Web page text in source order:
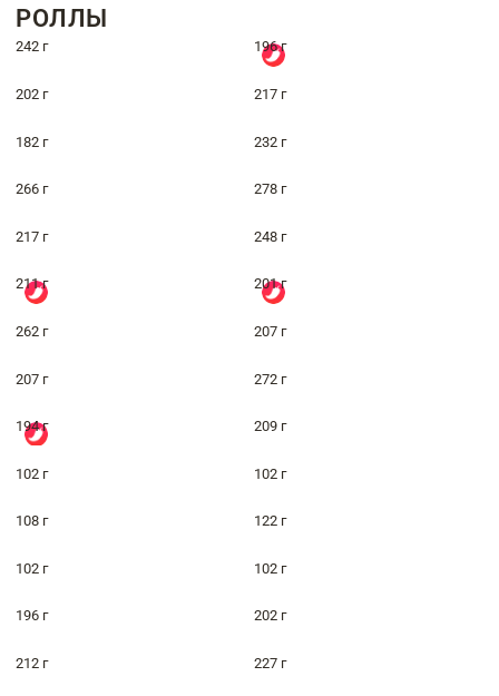
РОЛЛЫ
242 г 196 г
202 г 217 г
182 г 232 г
266 г 278 г
217 г 248 г
211 г 201 г
262 г 207 г
207 г 272 г
194 г 209 г
102 г 102 г
108 г 122 г
102 г 102 г
196 г 202 г
212 г 227 г